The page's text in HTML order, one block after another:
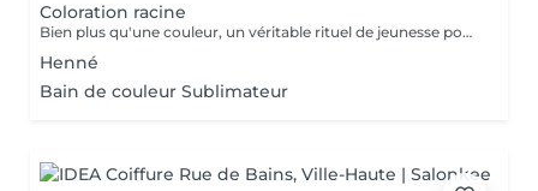
Coloration racine
Bien plus qu'une couleur, un véritable rituel de jeunesse pour vos cheveux. Enrichie en acide hyaluronique et certifiée avec des extraits de plantes apaisantes (Thé Vert, Calendula), la coloration Multi Complex traite la fibre capillaire pendant le processus de couleur. Elle offre une brillance miroir spectaculaire, une hydratation profonde et un confort absolu pour les cuirs chevelus les plus sensibles. Le choix idéal pour une chevelure douce, renforcée et lumineuse. Découvrez une couleur vibrante et d'une profondeur absolue. La formule classique haute performance Color-Ton de Tocco Magico est spécialement conçue pour garantir une couverture totale et parfaite des cheveux blancs, sans aucune transparence. Grâce à sa richesse en pigments purs, elle offre des reflets intenses, fidèles et une tenue longue durée exceptionnelle. Idéale pour les bruns profonds, les rouges vibrants et les bases impeccables
Henné
Bain de couleur Sublimateur